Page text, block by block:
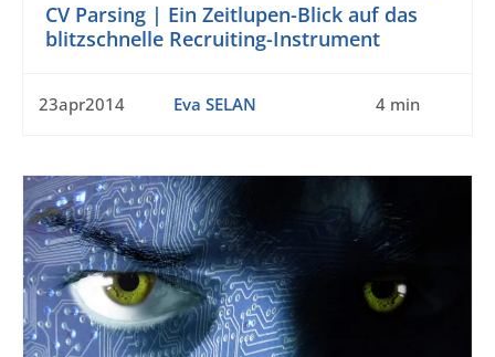
CV Parsing | Ein Zeitlupen-Blick auf das
blitzschnelle Recruiting-Instrument
23apr2014 Eva SELAN 4 min